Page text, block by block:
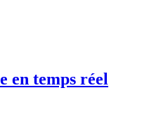
en temps réel